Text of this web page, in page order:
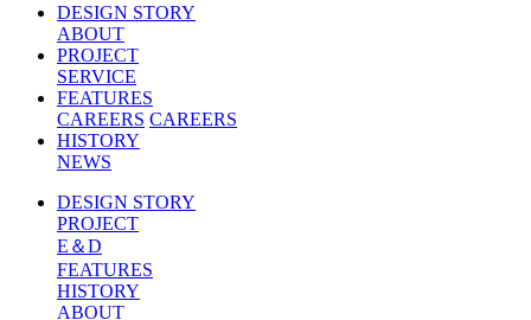
DESIGN STORY
ABOUT
PROJECT
SERVICE
FEATURES
CAREERS CAREERS
HISTORY
NEWS
DESIGN STORY
PROJECT
E＆D
FEATURES
HISTORY
ABOUT